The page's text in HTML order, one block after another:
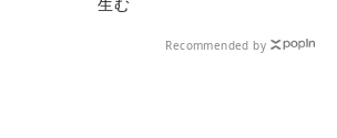
生む
Recommended by